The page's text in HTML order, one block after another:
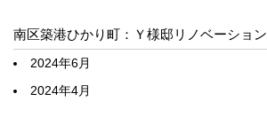
南区築港ひかり町：Ｙ様邸リノベーション
2024年6月
2024年4月